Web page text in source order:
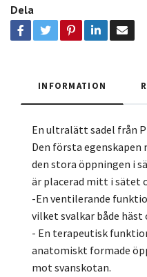
Dela
INFORMATION
En ultralätt sadel från
Den första
den stora öppningen i
är placerad mitt i sätet
-En ventilerande
vilket svalkar både häst
- En terapeutisk
anatomiskt formade
mot svanskotan.